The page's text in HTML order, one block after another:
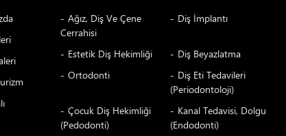
Ağız, Diş Ve Çene
Cerrahisi
Diş İmplantı
Estetik Diş Hekimliği
Diş Beyazlatma
Ortodonti
Diş Eti Tedavileri
(Periodontoloji)
Çocuk Diş Hekimliği
(Pedodonti)
Kanal Tedavisi, Dolgu
(Endodonti)